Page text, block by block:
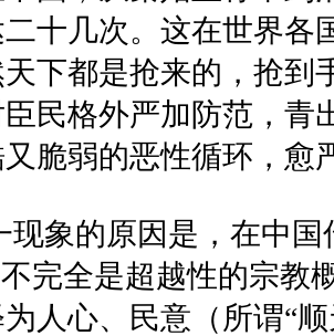
十几次。这在世界各
下都是抢来的，抢到
民格外严加防范，青
脆弱的恶性循环，愈
象的原因是，在中国
完全是超越性的宗教
人心、民意（所谓“